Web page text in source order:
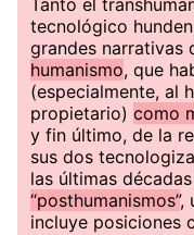
Tanto el
tecnológico
grandes narrativas
humanismo, que
(especialmente, al
propietario) como
y fin último, de la
sus dos
las últimas
“posthumanismos”,
incluye posiciones